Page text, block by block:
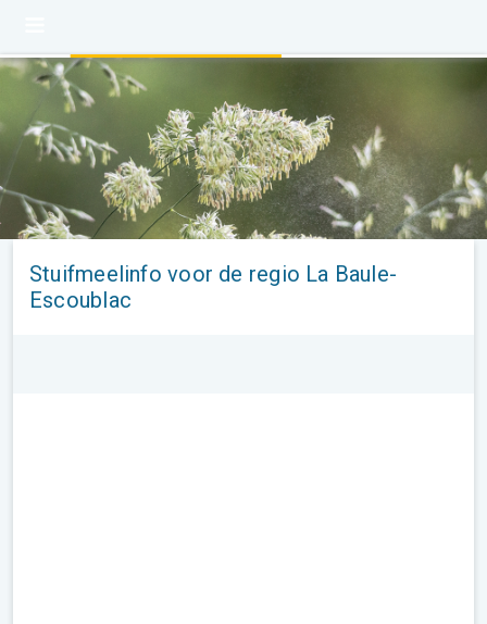
Stuifmeelinfo voor de regio La Baule-
Escoublac